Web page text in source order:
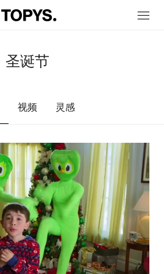
圣诞节
视频 灵感